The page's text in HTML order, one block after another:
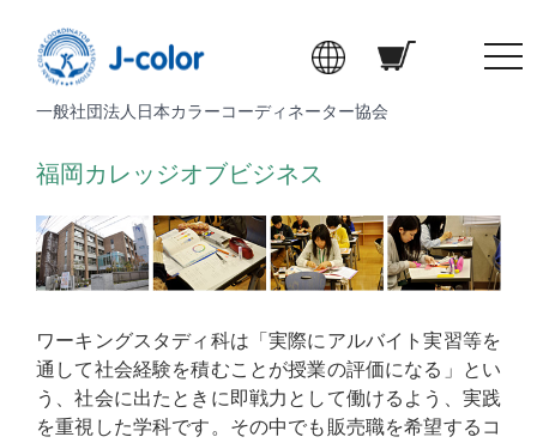
一般社団法人日本カラーコーディネーター協会
t
n
a
v
g
a
t
i
福岡カレッジオブビジネス
ワーキングスタディ科は「実際にアルバイト実習等を
通して社会経験を積むことが授業の評価になる」とい
う、社会に出たときに即戦力として働けるよう、実践
を重視した学科です。その中でも販売職を希望するコ